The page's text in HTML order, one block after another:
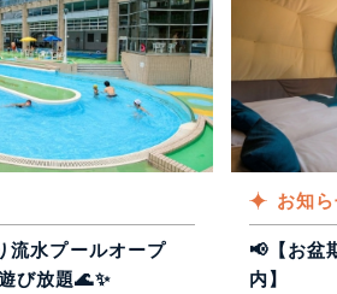
流水プールオープ
び放題🌊✨
お知
📢【お盆
内】